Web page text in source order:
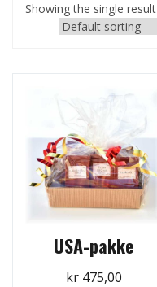
Showing the single result
USA-pakke
kr475,00